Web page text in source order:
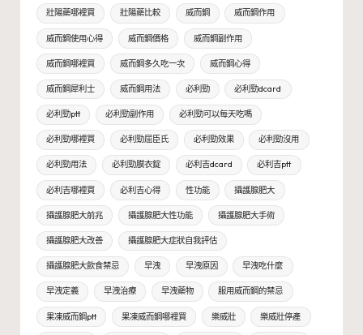
壯陽藥哪裡買 壯陽藥比較 威而鋼 威而鋼作用
威而鋼使用心得 威而鋼價格 威而鋼副作用
威而鋼哪裡買 威而鋼多久吃一次 威而鋼心得
威而鋼犀利士 威而鋼用法 必利勁 必利勁dcard
必利勁ptt 必利勁副作用 必利勁可以每天吃嗎
必利勁哪裡買 必利勁屈臣氏 必利勁效果 必利勁沒用
必利勁用法 必利勁膜衣錠 必利吉dcard 必利吉ptt
必利吉哪裡買 必利吉心得 性功能 攝護腺肥大
攝護腺肥大前兆 攝護腺肥大性功能 攝護腺肥大手術
攝護腺肥大改善 攝護腺肥大症狀自我評估
攝護腺肥大飲食禁忌 早洩 早洩原因 早洩吃什麼
早洩定義 早洩治療 早洩藥物 服用威而鋼的禁忌
果凍威而鋼ptt 果凍威而鋼哪裡買 樂威壯 樂威壯停產